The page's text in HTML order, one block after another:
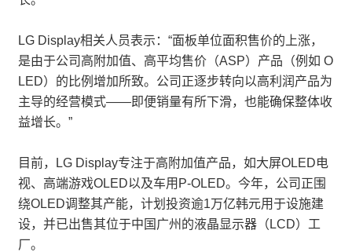
LG Display相关人员表示：“面板单位面积售价的上涨，
是由于公司高附加值、高平均售价（ASP）产品（例如 O
LED）的比例增加所致。公司正逐步转向以高利润产品为
主导的经营模式——即便销量有所下滑，也能确保整体收
益增长。”
目前，LG Display专注于高附加值产品，如大屏OLED电
视、高端游戏OLED以及车用P-OLED。今年，公司正围
绕OLED调整其产能，计划投资逾1万亿韩元用于设施建
设，并已出售其位于中国广州的液晶显示器（LCD）工
厂。